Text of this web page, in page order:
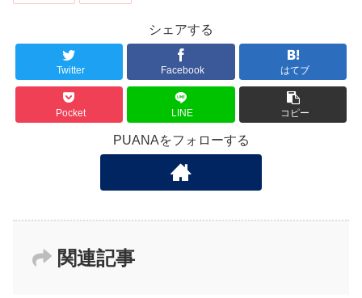
シェアする
Twitter Facebook はてブ
Pocket LINE コピー
PUANAをフォローする
関連記事